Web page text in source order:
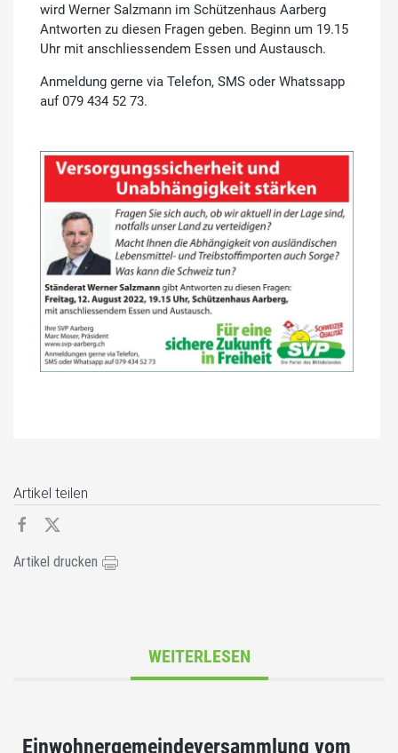
wird Werner Salzmann im Schützenhaus Aarberg
Antworten zu diesen Fragen geben. Beginn um 19.15
Uhr mit anschliessendem Essen und Austausch.
Anmeldung gerne via Telefon, SMS oder Whatssapp
auf 079 434 52 73.
Artikel teilen
Artikel drucken
WEITERLESEN
Einwohnergemeindeversammlung vom